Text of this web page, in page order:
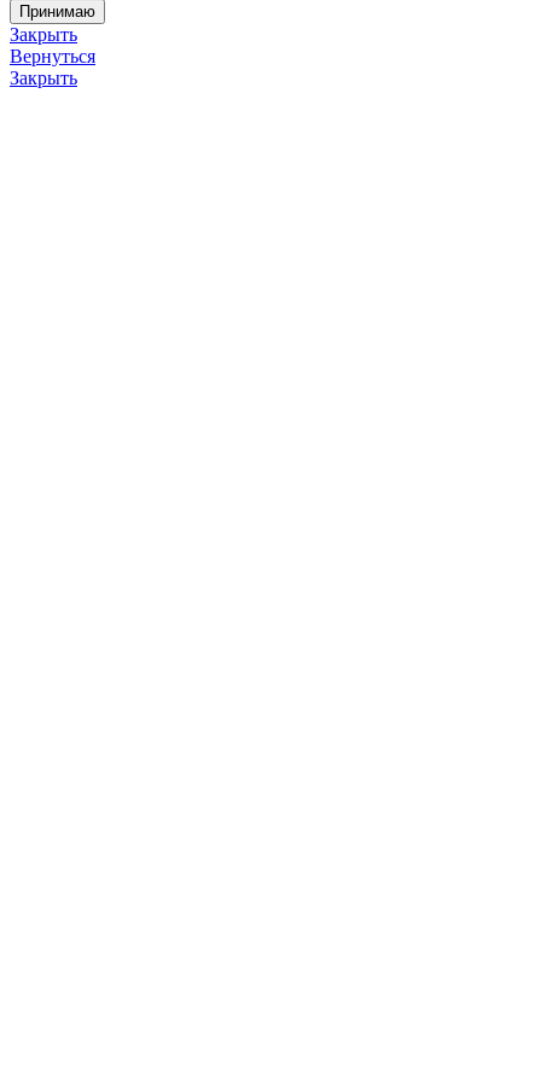
Принимаю
Закрыть
Вернуться
Закрыть